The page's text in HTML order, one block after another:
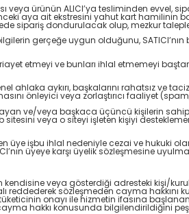
veya ürünün ALICI’ya tesliminden evvel,
aya ait ekstresini yahut kart hamilinin
sipariş dondurulacak olup, mezkur
gerçeğe uygun olduğunu,
riayet etmeyi ve bunları ihlal etmemeyi
ahlaka aykırı, başkalarını rahatsız ve
önleyici veya zorlaştırıcı faaliyet
ve/veya başkaca üçüncü kişilerin
veya o siteyi işleten kişiyi
üye işbu ihlal nedeniyle cezai ve hukuki
üyeye karşı üyelik sözleşmesine
kendisine veya gösterdiği adresteki kişi/
sözleşmeden cayma
onayı ile hizmetin ifasına
hakkı konusunda bilgilendirildiğini